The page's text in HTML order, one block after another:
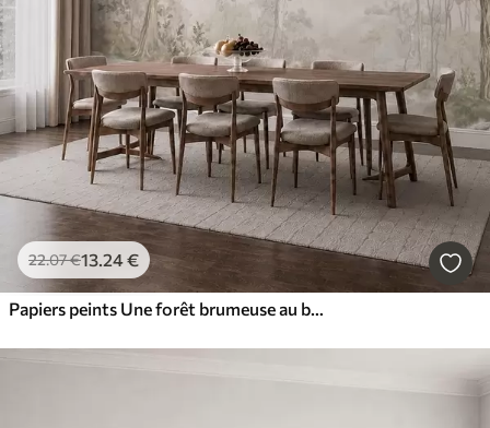
22.07€13.24€
Papiers peints Une forêt brumeuse au bord d'un plan d'eau paisible, dans des tons pastel naturels et doux